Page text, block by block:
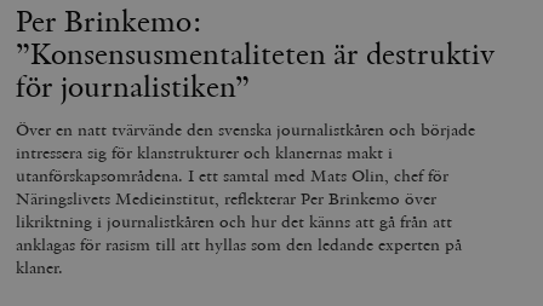
Per Brinkemo:
”Konsensusmentaliteten är destruktiv
för journalistiken”
Över en natt tvärvände den svenska journalistkåren och började
intressera sig för klanstrukturer och klanernas makt i
utanförskapsområdena. I ett samtal med Mats Olin, chef för
Näringslivets Medieinstitut, reflekterar Per Brinkemo över
likriktning i journalistkåren och hur det känns att gå från att
anklagas för rasism till att hyllas som den ledande experten på
klaner.